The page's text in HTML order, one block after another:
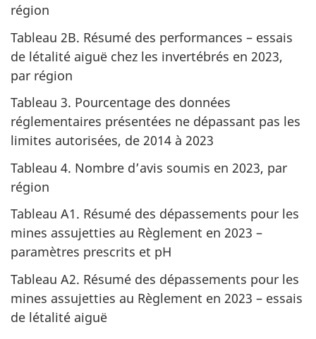
région
Tableau 2B. Résumé des performances – essais
de létalité aiguë chez les invertébrés en 2023,
par région
Tableau 3. Pourcentage des données
réglementaires présentées ne dépassant pas les
limites autorisées, de 2014 à 2023
Tableau 4. Nombre d’avis soumis en 2023, par
région
Tableau A1. Résumé des dépassements pour les
mines assujetties au Règlement en 2023 –
paramètres prescrits et pH
Tableau A2. Résumé des dépassements pour les
mines assujetties au Règlement en 2023 – essais
de létalité aiguë